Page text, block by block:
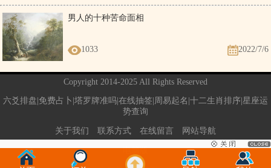
男人的十种苦命面相
1033 2022/7/6
Copyright 2014-2025 All Rights Reserved
六爻排盘|免费占卜|塔罗牌准吗|在线抽签|周易起名|十二生肖排序|星座运
势查询
关于我们 联系方式 在线留言 网站导航
电脑版